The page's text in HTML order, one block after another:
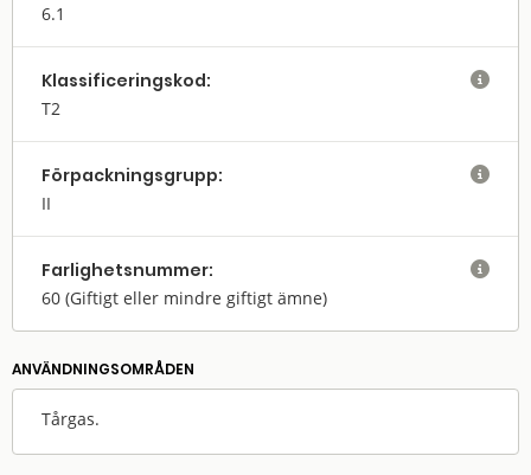
6.1
Klassifi­cerings­kod:
T2

Förpack­nings­grupp:
II

Farlighets­nummer:
60 (Giftigt eller mindre giftigt ämne)

ANVÄNDNINGS­OMRÅDEN
Tårgas.